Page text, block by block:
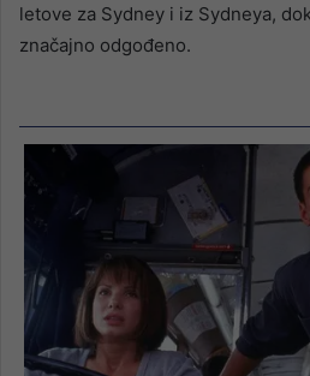
letove za Sydney i iz Sydneya,
značajno odgođeno.